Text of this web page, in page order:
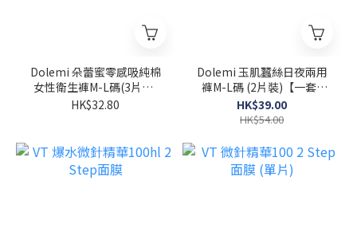
Dolemi 朵蕾蜜零感吸純棉
女性衛生褲M-L碼(3片裝)
【一套3包】
HK$32.80
Dolemi 玉肌蠶絲日夜兩用
褲M-L碼 (2片裝)【一套5
包】
HK$39.00
HK$54.00